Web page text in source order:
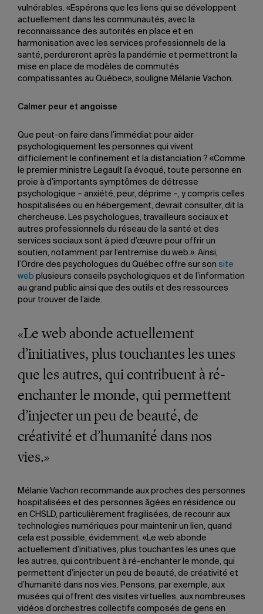
vulnérables. «Espérons que les liens qui se développent
actuellement dans les communautés, avec la
reconnaissance des autorités en place et en
harmonisation avec les services professionnels de la
santé, perdureront après la pandémie et permettront la
mise en place de modèles de commutés
compatissantes au Québec», souligne Mélanie Vachon.
Calmer peur et angoisse
Que peut-on faire dans l’immédiat pour aider
psychologiquement les personnes qui vivent
difficilement le confinement et la distanciation ? «Comme
le premier ministre Legault l’a évoqué, toute personne en
proie à d’importants symptômes de détresse
psychologique – anxiété, peur, déprime –, y compris celles
hospitalisées ou en hébergement, devrait consulter, dit la
chercheuse. Les psychologues, travailleurs sociaux et
autres professionnels du réseau de la santé et des
services sociaux sont à pied d’œuvre pour offrir un
soutien, notamment par l’entremise du web.». Ainsi,
l’Ordre des psychologues du Québec offre sur son site
web plusieurs conseils psychologiques et de l’information
au grand public ainsi que des outils et des ressources
pour trouver de l’aide.
«Le web abonde actuellement
d’initiatives, plus touchantes les unes
que les autres, qui contribuent à ré-
enchanter le monde, qui permettent
d’injecter un peu de beauté, de
créativité et d’humanité dans nos
vies.»
Mélanie Vachon recommande aux proches des personnes
hospitalisées et des personnes âgées en résidence ou
en CHSLD, particulièrement fragilisées, de recourir aux
technologies numériques pour maintenir un lien, quand
cela est possible, évidemment. «Le web abonde
actuellement d’initiatives, plus touchantes les unes que
les autres, qui contribuent à ré-enchanter le monde, qui
permettent d’injecter un peu de beauté, de créativité et
d’humanité dans nos vies. Pensons, par exemple, aux
musées qui offrent des visites virtuelles, aux nombreuses
vidéos d’orchestres collectifs composés de gens en